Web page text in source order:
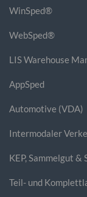
WinSped®
WebSped®
LIS Warehouse
AppSped
Automotive (VDA)
Intermodaler
KEP, Sammelgut
Teil- und